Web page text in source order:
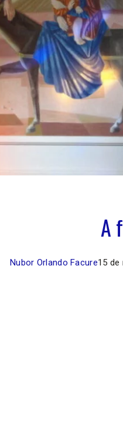
A
Nubor Orlando Facure15 de